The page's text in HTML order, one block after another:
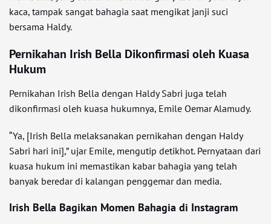
kaca, tampak sangat bahagia saat mengikat janji suci
bersama Haldy.
Pernikahan Irish Bella Dikonfirmasi oleh Kuasa
Hukum
Pernikahan Irish Bella dengan Haldy Sabri juga telah
dikonfirmasi oleh kuasa hukumnya, Emile Oemar Alamudy.
“Ya, [Irish Bella melaksanakan pernikahan dengan Haldy
Sabri hari ini],” ujar Emile, mengutip detikhot. Pernyataan dari
kuasa hukum ini memastikan kabar bahagia yang telah
banyak beredar di kalangan penggemar dan media.
Irish Bella Bagikan Momen Bahagia di Instagram